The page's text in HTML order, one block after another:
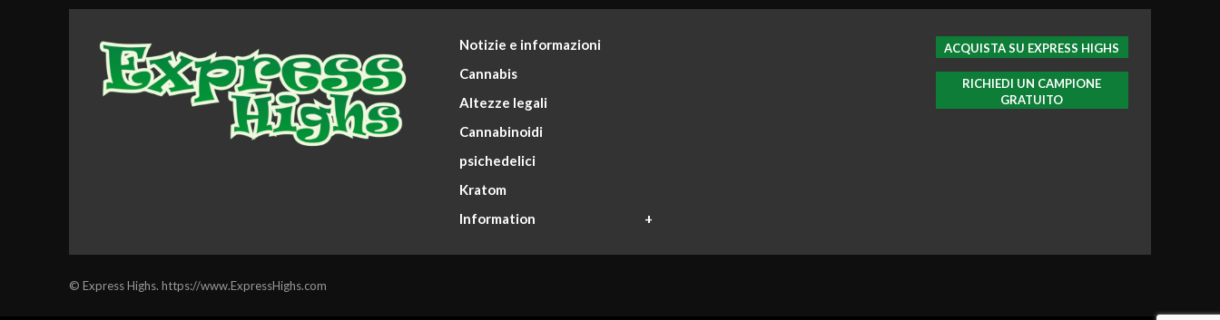
Notizie e informazioni
Cannabis
Altezze legali
Cannabinoidi
psichedelici
Kratom
Information
ACQUISTA SU EXPRESS HIGHS
RICHIEDI UN CAMPIONE
GRATUITO
© Express Highs. https://www.ExpressHighs.com